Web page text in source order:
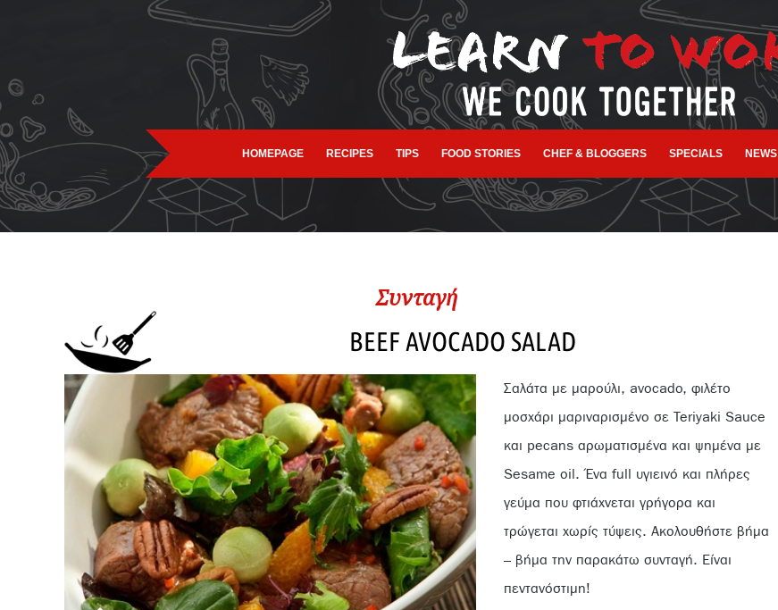
HOMEPAGE RECIPES TIPS FOOD STORIES CHEF & BLOGGERS SPECIALS NEWS
Συνταγή
BEEF AVOCADO SALAD
Σαλάτα με μαρούλι, avocado, φιλέτο
μοσχάρι μαριναρισμένο σε Teriyaki Sauce
και pecans αρωματισμένα και ψημένα με
Sesame oil. Ένα full υγιεινό και πλήρες
γεύμα που φτιάχνεται γρήγορα και
τρώγεται χωρίς τύψεις. Ακολουθήστε βήμα
– βήμα την παρακάτω συνταγή. Είναι
πεντανόστιμη!